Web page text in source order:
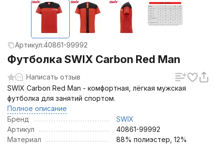
Артикул:40861-99992
Футболка SWIX Carbon Red Man
Написать отзыв
SWIX Carbon Red Man - комфортная, лёгкая мужская
футболка для занятий спортом.
Полное описание
Бренд
SWIX
Артикул
40861-99992
Материал
88% полиэстер, 12%